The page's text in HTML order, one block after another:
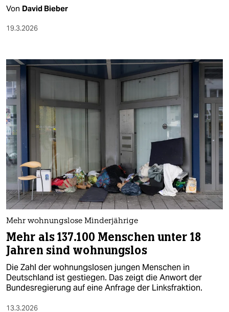
Von David Bieber
19.3.2026
Mehr wohnungslose Minderjährige
Mehr als 137.100 Menschen unter 18
Jahren sind wohnungslos
Die Zahl der wohnungslosen jungen Menschen in
Deutschland ist gestiegen. Das zeigt die Anwort der
Bundesregierung auf eine Anfrage der Linksfraktion.
13.3.2026